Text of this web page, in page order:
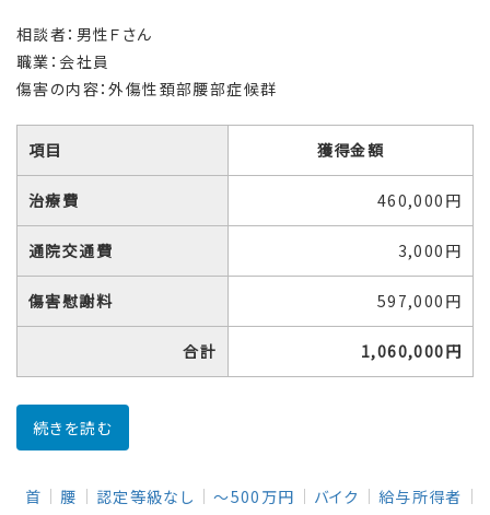
相談者：男性Ｆさん
職業：会社員
傷害の内容：外傷性頚部腰部症候群
項目 獲得金額
治療費 460,000円
通院交通費 3,000円
傷害慰謝料 597,000円
合計 1,060,000円
続きを読む
首 腰 認定等級なし ～500万円 バイク 給与所得者